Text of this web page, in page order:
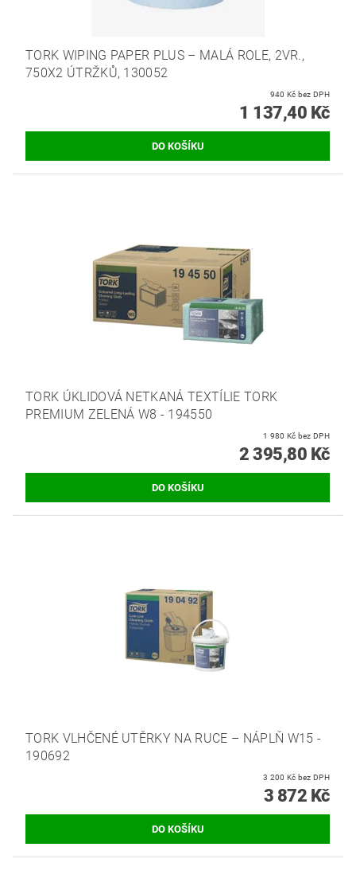
TORK WIPING PAPER PLUS – MALÁ ROLE, 2VR.,
750X2 ÚTRŽKŮ, 130052
940 Kč bez DPH
1 137,40 Kč
TORK ÚKLIDOVÁ NETKANÁ TEXTÍLIE TORK
PREMIUM ZELENÁ W8 - 194550
1 980 Kč bez DPH
2 395,80 Kč
TORK VLHČENÉ UTĚRKY NA RUCE – NÁPLŇ W15 -
190692
3 200 Kč bez DPH
3 872 Kč